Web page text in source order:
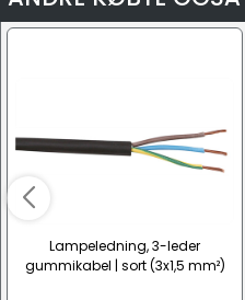
Lampeledning, 3-leder
gummikabel | sort (3x1,5 mm²)